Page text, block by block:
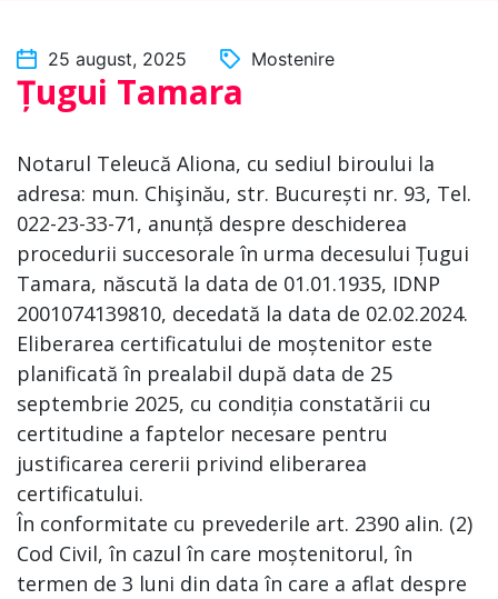
25 august, 2025 Mostenire
Țugui Tamara
Notarul Teleucă Aliona, cu sediul biroului la
adresa: mun. Chişinău, str. București nr. 93, Tel.
022-23-33-71, anunță despre deschiderea
procedurii succesorale în urma decesului Țugui
Tamara, născută la data de 01.01.1935, IDNP
2001074139810, decedată la data de 02.02.2024.
Eliberarea certificatului de moștenitor este
planificată în prealabil după data de 25
septembrie 2025, cu condiția constatării cu
certitudine a faptelor necesare pentru
justificarea cererii privind eliberarea
certificatului.
În conformitate cu prevederile art. 2390 alin. (2)
Cod Civil, în cazul în care moștenitorul, în
termen de 3 luni din data în care a aflat despre